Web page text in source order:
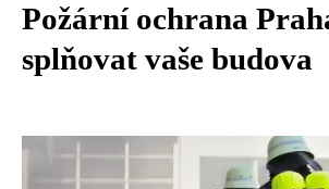
Požární ochrana
splňovat vaše budova